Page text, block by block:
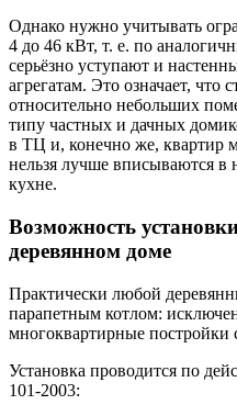
Однако нужно учитывать
4 до 46 кВт, т. е. по
серьёзно уступают и
агрегатам. Это означает, что
относительно небольших
типу частных и дачных
в ТЦ и, конечно же, квартир
нельзя лучше вписываются
кухне.
Возможность
деревянном доме
Практически любой
парапетным котлом:
многоквартирные постройки
Установка проводится по
101-2003: